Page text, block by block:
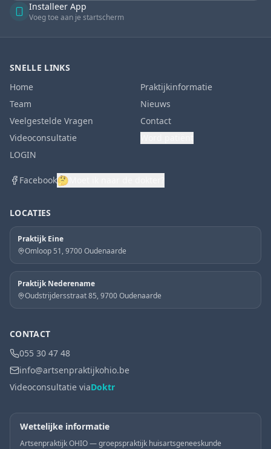
Installeer App
Voeg toe aan je startscherm
SNELLE LINKS
Home
Praktijkinformatie
Team
Nieuws
Veelgestelde Vragen
Contact
Videoconsultatie
LOGIN
Facebook🤔
LOCATIES
Praktijk Eine
Omloop 51, 9700 Oudenaarde
Praktijk Nederename
Oudstrijdersstraat 85, 9700 Oudenaarde
CONTACT
055 30 47 48
info@artsenpraktijkohio.be
Videoconsultatie viaDoktr
Wettelijke informatie
Artsenpraktijk OHIO — groepspraktijk huisartsgeneeskunde